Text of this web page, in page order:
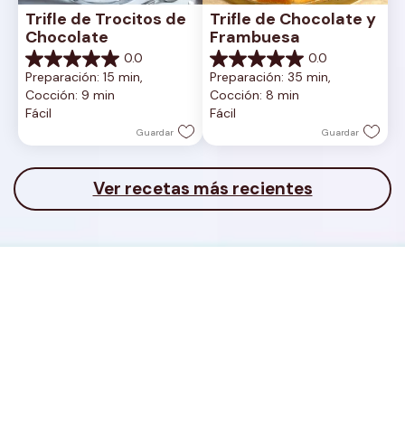
Trifle de Trocitos de
Chocolate
0.0
0.0
de
5
estrellas.
Preparación: 15 min,
Cocción: 9 min
Fácil
Guardar
Trifle de Chocolate y
Frambuesa
0.0
0.0
de
5
estrellas.
Preparación: 35 min,
Cocción: 8 min
Fácil
Guardar
Ver recetas más recientes